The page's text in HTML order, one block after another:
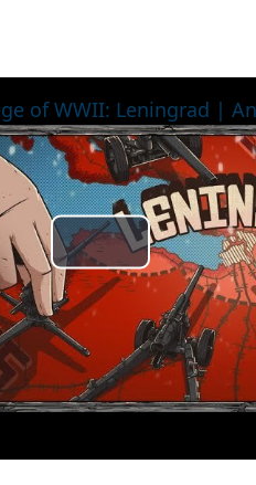
P
a
y
V
of WWII: Leningrad |